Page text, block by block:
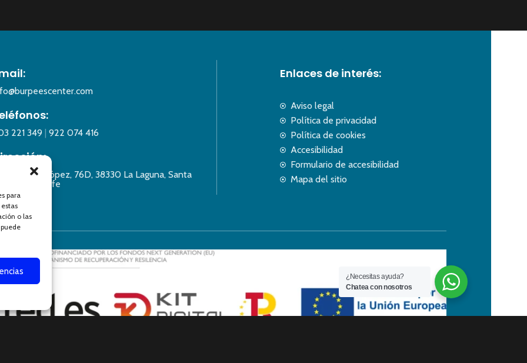
para
o las
221 349| 922 074 416
Lázaro López, 76D, 38330 La Laguna, Santa
de Tenerife
Enlaces de interés:
Aviso legal
Política de privacidad
Política de cookies
Accesibilidad
Formulario de accesibilidad
Mapa del sitio
¿Necesitas ayuda?
Chatea con nosotros